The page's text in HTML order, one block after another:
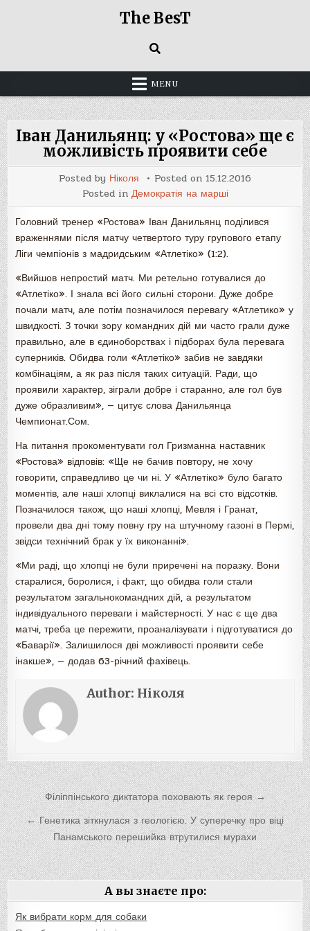
The BesT
MENU
Іван Данильянц: у «Ростова» ще є
можливість проявити себе
Posted by Ніколя Posted on 15.12.2016
Posted in Демократія на марші
Головний тренер «Ростова» Іван Данильянц поділився
враженнями після матчу четвертого туру групового етапу
Ліги чемпіонів з мадридським «Атлетіко» (1:2).
«Вийшов непростий матч. Ми ретельно готувалися до
«Атлетіко». І знала всі його сильні сторони. Дуже добре
почали матч, але потім позначилося перевагу «Атлетико» у
швидкості. З точки зору командних дій ми часто грали дуже
правильно, але в єдиноборствах і підборах була перевага
суперників. Обидва голи «Атлетіко» забив не завдяки
комбінаціям, а як раз після таких ситуацій. Ради, що
проявили характер, зіграли добре і старанно, але гол був
дуже образливим», — цитує слова Данильянца
Чемпионат.Сом.
На питання прокоментувати гол Гризманна наставник
«Ростова» відповів: «Ще не бачив повтору, не хочу
говорити, справедливо це чи ні. У «Атлетіко» було багато
моментів, але наші хлопці виклалися на всі сто відсотків.
Позначилося також, що наші хлопці, Мевля і Гранат,
провели два дні тому повну гру на штучному газоні в Пермі,
звідси технічний брак у їх виконанні».
«Ми раді, що хлопці не були приречені на поразку. Вони
старалися, боролися, і факт, що обидва голи стали
результатом загальнокомандних дій, а результатом
індивідуального переваги і майстерності. У нас є ще два
матчі, треба це пережити, проаналізувати і підготуватися до
«Баварії». Залишилося дві можливості проявити себе
інакше», — додав 63-річний фахівець.
Author: Ніколя
Навигация
по
записям
Філіппінського диктатора поховають як героя →
← Генетика зіткнулася з геологією. У суперечку про віці
Панамського перешийка втрутилися мурахи
А вы знаєте про:
Як вибрати корм для собаки